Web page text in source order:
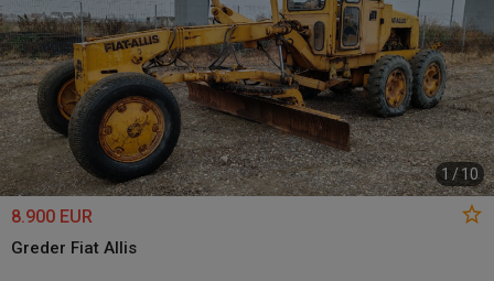
1 /10
8.900 EUR
Greder Fiat Allis